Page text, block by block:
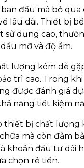
đầu mà bỏ qua
lâu dài. Thiết bị
sử dụng cao,
mỡ và độ ẩm.
lượng kém dễ
trì cao. Trong
được đánh giá
năng tiết kiệm
thiết bị chất lượng
mà còn đảm
khoản đầu tư dài
chọn rẻ tiền.